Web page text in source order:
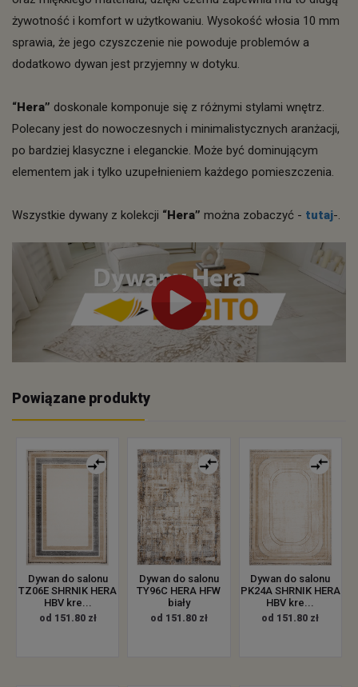
żywotność i komfort w użytkowaniu. Wysokość włosia 10 mm
sprawia, że jego czyszczenie nie powoduje problemów a
dodatkowo dywan jest przyjemny w dotyku.
“Hera” doskonale komponuje się z różnymi stylami wnętrz.
Polecany jest do nowoczesnych i minimalistycznych aranżacji,
po bardziej klasyczne i eleganckie. Może być dominującym
elementem jak i tylko uzupełnieniem każdego pomieszczenia.
Wszystkie dywany z kolekcji “Hera” można zobaczyć - tutaj-.
Powiązane produkty
Dywan do salonu
TZ06E SHRNIK HERA
HBV kre...
od 151.80 zł
Dywan do salonu
TY96C HERA HFW
biały
od 151.80 zł
Dywan do salonu
PK24A SHRNIK HERA
HBV kre...
od 151.80 zł